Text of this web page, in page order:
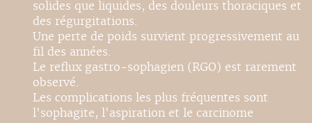
solides que liquides, des douleurs thoraciques et
des régurgitations.
Une perte de poids survient progressivement au
fil des années.
Le reflux gastro-sophagien (RGO) est rarement
observé.
Les complications les plus fréquentes sont
l'sophagite, l'aspiration et le carcinome